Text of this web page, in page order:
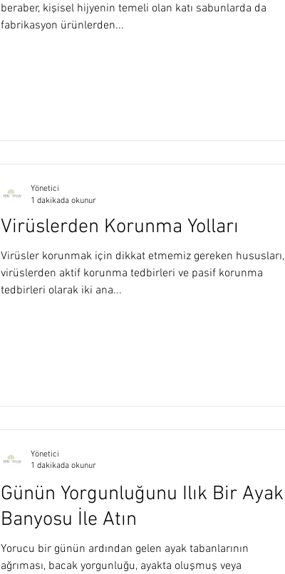
beraber, kişisel hijyenin temeli olan katı sabunlarda da
fabrikasyon ürünlerden...
Virüslerden Korunma Yolları
Virüsler korunmak için dikkat etmemiz gereken hususları,
virüslerden aktif korunma tedbirleri ve pasif korunma
tedbirleri olarak iki ana...
Yönetici
1 dakikada okunur
Günün Yorgunluğunu Ilık Bir Ayak
Banyosu İle Atın
Yorucu bir günün ardından gelen ayak tabanlarının
ağrıması, bacak yorgunluğu, ayakta oluşmuş veya
Yönetici
1 dakikada okunur